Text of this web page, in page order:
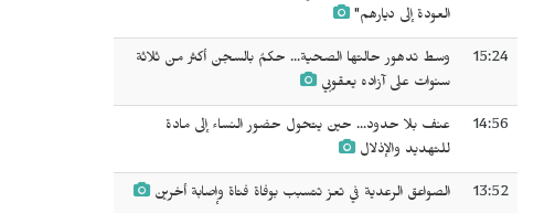
العودة إلى ديارهم"
15:24
وسط تدهور حالتها الصحية... حكمٌ بالسجن ‌‌‌أكثر من ثلاثة
سنوات على آزاده يعقوبي
14:56
عنف بلا حدود... حين يتحول حضور النساء إلى مادة
للتهديد والإذلال
13:52 الصواعق الرعدية في تعز تتسبب بوفاة فتاة وإصابة أخرين